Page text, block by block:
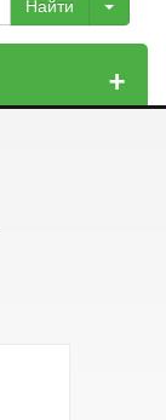
+